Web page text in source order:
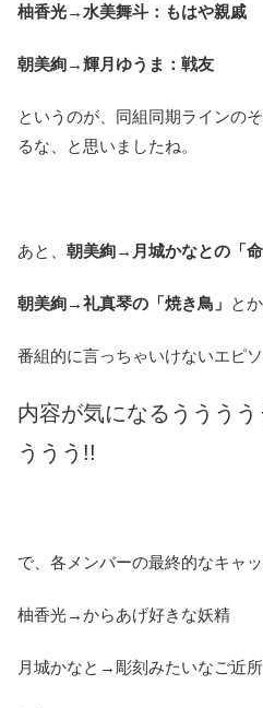
柚香光→水美舞斗：もはや親戚
朝美絢→輝月ゆうま：戦友
というのが、同組同期ラインの
るな、と思いましたね。
あと、 朝美絢→月城かなとの「命
朝美絢→礼真琴の「焼き鳥」 とか
番組的に言っちゃいけないエピ
内容が気になるううう
ううう!!
で、各メンバーの最終的なキャ
柚香光→からあげ好きな妖精
月城かなと→彫刻みたいなご近所